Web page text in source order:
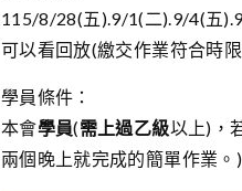
115/8/28(五).9/1(二).9/4(五
可以看回放(繳交作業符合時
學員條件：
本會學員(需上過乙級以上)，
兩個晚上就完成的簡單作業。)